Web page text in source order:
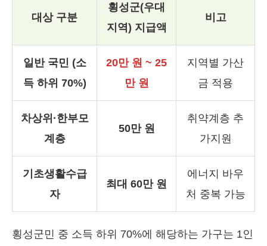
대상 구분
횡성군(우대
지역) 지급액
비고
일반 국민 (소
득 하위 70%)
20만 원 ~ 25
만 원
지역별 가산
금 적용
차상위·한부모
계층
50만 원
취약계층 추
가지원
기초생활수급
자
최대 60만 원
에너지 바우
처 중복 가능
횡성군민 중 소득 하위 70%에 해당하는 가구는 1인